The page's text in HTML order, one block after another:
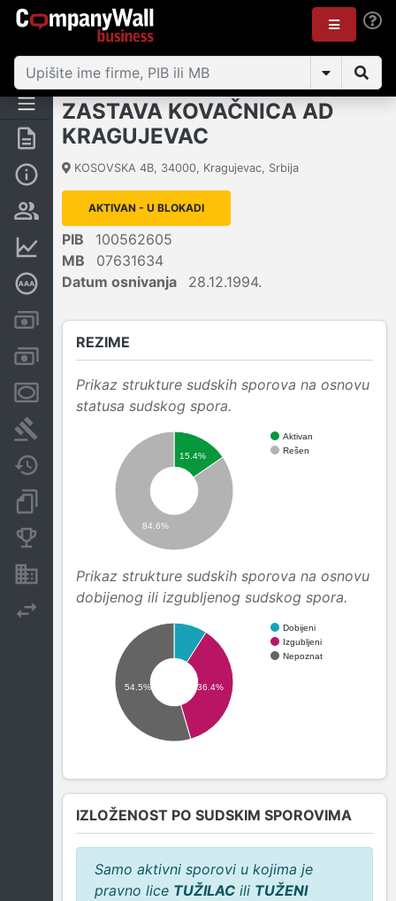
Rezime
Osnovni podaci
Vlasnička struktura
Finansijski podaci
Dubinska bonitetna ocena
Kreditni limit kompanije
Menice i zaloge
Javne nabavke
Dokumenti i objave
Konkurentske kompanije
Nekretnine i imovina
ZASTAVA KOVAČNICA AD
KRAGUJEVAC
KOSOVSKA 4B, 34000, Kragujevac, Srbija
AKTIVAN - U BLOKADI
PIB
100562605
MB
07631634
Datum osnivanja
28.12.1994.
REZIME
Prikaz strukture sudskih sporova na osnovu
statusa sudskog spora.
Aktivan
Rešen
15.4%
84.6%
Prikaz strukture sudskih sporova na osnovu
dobijenog ili izgubljenog sudskog spora.
Dobijeni
Izgubljeni
Nepoznat
36.4%
54.5%
IZLOŽENOST PO SUDSKIM SPOROVIMA
Samo aktivni sporovi u kojima je
pravno lice TUŽILAC ili TUŽENI